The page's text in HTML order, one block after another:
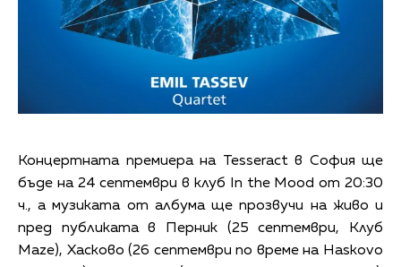
Концертната премиера на Tesseract в София ще
бъде на 24 септември в клуб In the Mood от 20:30
ч., а музиката от албума ще прозвучи на живо и
пред публиката в Перник (25 септември, Клуб
Maze), Хасково (26 септември по време на Haskovo